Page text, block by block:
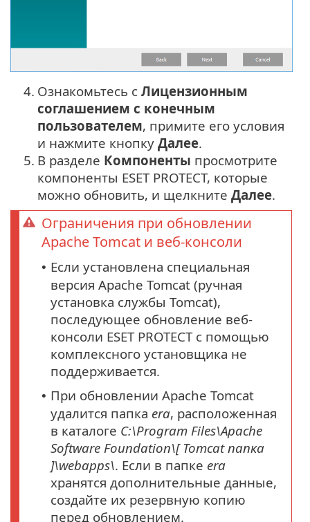
4. Ознакомьтесь с Лицензионным
соглашением с конечным
пользователем, примите его условия
и нажмите кнопку Далее.
5. В разделе Компоненты просмотрите
компоненты ESET PROTECT, которые
можно обновить, и щелкните Далее.
Ограничения при обновлении
Apache Tomcat и веб-консоли
• Если установлена специальная
версия Apache Tomcat (ручная
установка службы Tomcat),
последующее обновление веб-
консоли ESET PROTECT с помощью
комплексного установщика не
поддерживается.
• При обновлении Apache Tomcat
удалится папка era, расположенная
в каталоге C:\Program Files\Apache
Software Foundation\[ Tomcatпапка
]\webapps\. Если в папке era
хранятся дополнительные данные,
создайте их резервную копию
перед обновлением.